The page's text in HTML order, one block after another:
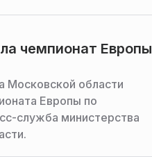
чемпионат Европы
Московской области
Европы по
служба министерства